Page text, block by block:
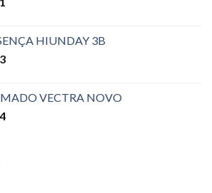
HIUNDAY 3B
VECTRA NOVO